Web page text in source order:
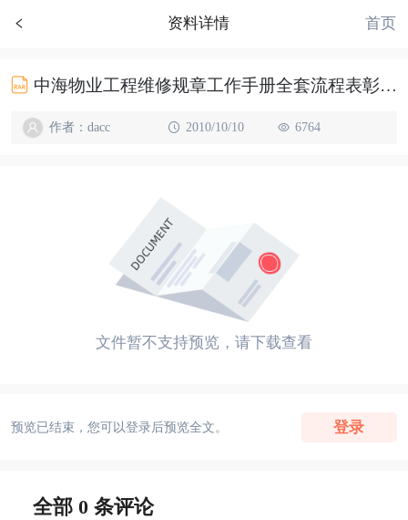
资料详情 首页
中海物业工程维修规章工作手册全套流程表彰共70个文件
作者：dacc 2010/10/10 6764
文件暂不支持预览，请下载查看
预览已结束，您可以登录后预览全文。 登录
全部 0 条评论